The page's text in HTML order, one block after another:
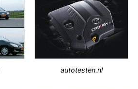
autotesten.nl